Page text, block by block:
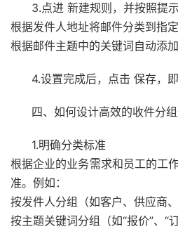
3.点进 新建规则，并按照提
根据发件人地址将邮件分类到指定
根据邮件主题中的关键词自动添加
4.设置完成后，点击 保存，
四、如何设计高效的收件分组
1.明确分类标准
根据企业的业务需求和员工的工
准。例如：
按发件人分组（如客户、供应商、
按主题关键词分组（如“报价”、“订